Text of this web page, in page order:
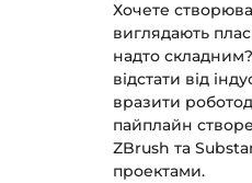
Хочете
виглядають
надто
відстати від
вразити
пайплайн
ZBrush та
проектами.